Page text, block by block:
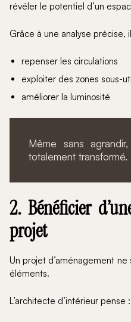
révéler le potentiel d’un
Grâce à une analyse précise,
repenser les circulations
exploiter des zones sous-
améliorer la luminosité
Même sans
totalement transformé.
2. Bénéficier
projet
Un projet d’aménagement
éléments.
L’architecte d’intérieur pense :